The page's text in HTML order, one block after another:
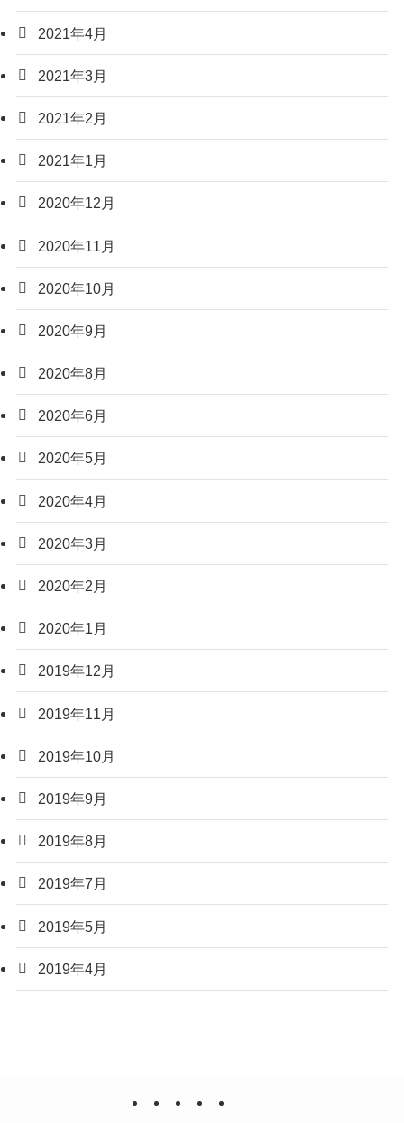
2021年4月
2021年3月
2021年2月
2021年1月
2020年12月
2020年11月
2020年10月
2020年9月
2020年8月
2020年6月
2020年5月
2020年4月
2020年3月
2020年2月
2020年1月
2019年12月
2019年11月
2019年10月
2019年9月
2019年8月
2019年7月
2019年5月
2019年4月